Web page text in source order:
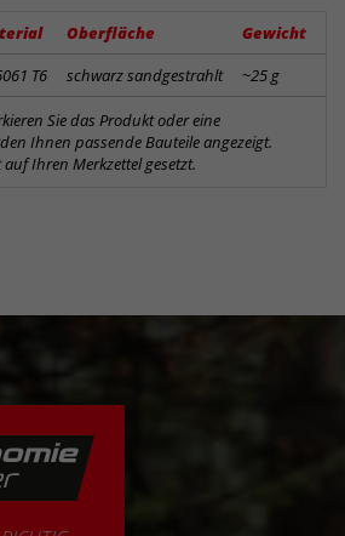
Oberfläche Gewicht
T6 schwarz sandgestrahlt ~25 g
Sie das Produkt oder eine
Ihnen passende Bauteile angezeigt.
Ihren Merkzettel gesetzt.